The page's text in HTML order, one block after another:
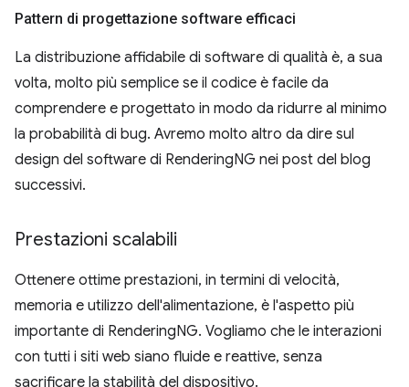
Pattern di progettazione software efficaci
La distribuzione affidabile di software di qualità è, a sua
volta, molto più semplice se il codice è facile da
comprendere e progettato in modo da ridurre al minimo
la probabilità di bug. Avremo molto altro da dire sul
design del software di RenderingNG nei post del blog
successivi.
Prestazioni scalabili
Ottenere ottime prestazioni, in termini di velocità,
memoria e utilizzo dell'alimentazione, è l'aspetto più
importante di RenderingNG. Vogliamo che le interazioni
con tutti i siti web siano fluide e reattive, senza
sacrificare la stabilità del dispositivo.